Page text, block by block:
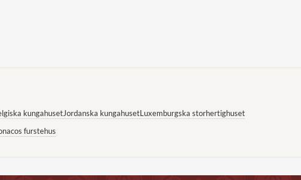
kungahusetJordanska kungahusetLuxemburgska storhertighuset
furstehus